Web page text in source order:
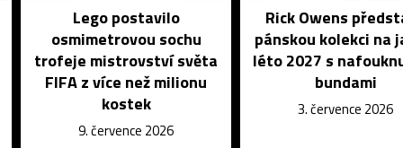
Lego postavilo
osmimetrovou sochu
trofeje mistrovství světa
FIFA z více než milionu
kostek
9. července 2026
Rick Owens
pánskou kolekci na
léto 2027 s
bundami
3. července 2026